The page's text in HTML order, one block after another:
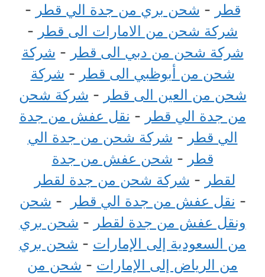
قطر - شحن بري من جدة الي قطر -
شركة شحن من الامارات الى قطر -
شركة شحن من دبي الى قطر - شركة
شحن من أبوظبي الى قطر - شركة
شحن من العين الى قطر - شركة شحن
من جدة الي قطر - نقل عفش من جدة
الي قطر - شركة شحن من جدة الي
قطر - شحن عفش من جدة
لقطر - شركة شحن من جدة لقطر
- نقل عفش من جدة الي قطر - شحن
ونقل عفش من جدة لقطر - شحن بري
من السعودية إلى الإمارات - شحن بري
من الرياض إلى الإمارات - شحن من